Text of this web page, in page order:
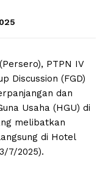
PTPN IV
Discussion (FGD)
dan
Usaha (HGU) di
melibatkan
di Hotel
7/2025).